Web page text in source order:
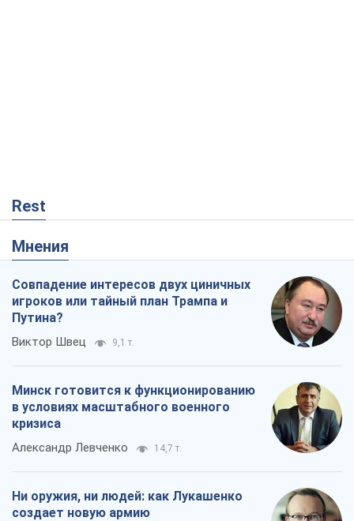
Rest
Мнения
Совпадение интересов двух циничных
игроков или тайный план Трампа и
Путина?
Виктор Швец 9,1 т.
Минск готовится к функционированию
в условиях масштабного военного
кризиса
Александр Левченко 14,7 т.
Ни оружия, ни людей: как Лукашенко
создает новую армию